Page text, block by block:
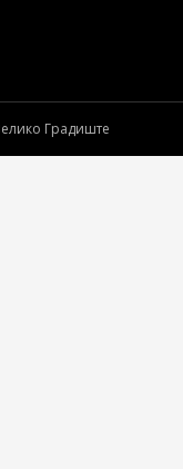
Градиште